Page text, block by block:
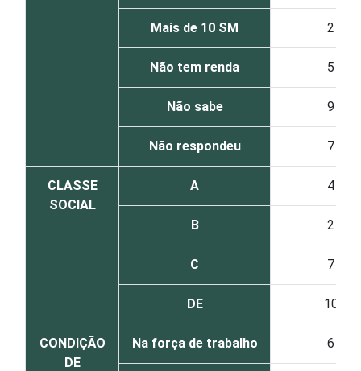
Mais de 10 SM 2
Não tem renda 5
Não sabe 9
Não respondeu 7
CLASSE
SOCIAL
A 4
B 2
C 7
DE 10
CONDIÇÃO
DE
Na força de trabalho 6